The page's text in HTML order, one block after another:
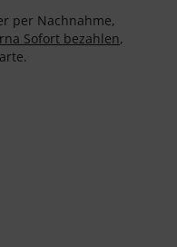
per Nachnahme,
Sofort bezahlen,